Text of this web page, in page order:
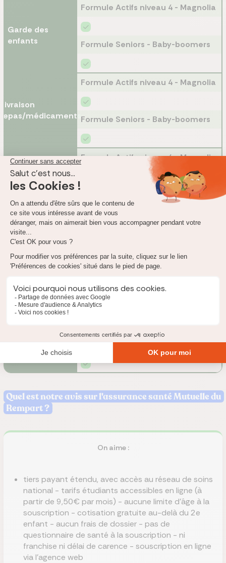
Garde des
enfants
Formule Actifs niveau 4 - Magnolia
Formule Seniors - Baby-boomers
Livraison
repas/médicaments
Formule Actifs niveau 4 - Magnolia
Formule Seniors - Baby-boomers
École à domicile
Formule Actifs niveau 4 - Magnolia
Formule Seniors - Baby-boomers
Garde des
animaux
Formule Seniors - Baby-boomers
Formule Actifs niveau 4 - Magnolia
Formule Seniors - Baby-boomers
Quel est notre avis sur l'assurance santé Mutuelle du
Rempart ?
On aime :
tiers payant étendu, avec accès au réseau de soins
national - tarifs étudiants accessibles en ligne (à
partir de 9,50€ par mois) - aucune limite d'âge à la
souscription - cotisation gratuite au-delà du 2e
enfant - aucun frais de dossier - pas de
questionnaire de santé à la souscription - ni
franchise ni délai de carence - souscription en ligne
via l'agence web